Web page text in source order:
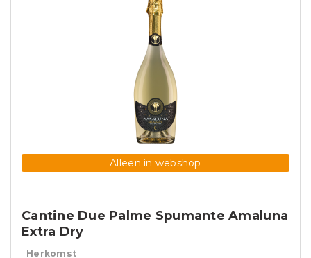
Alleen in webshop
Cantine Due Palme Spumante Amaluna
Extra Dry
Herkomst